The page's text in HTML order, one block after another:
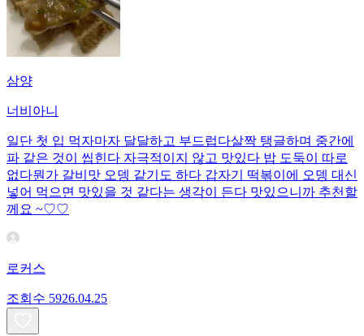
삼양
너비아니
일단 첫 입 먹자마자 달달하고 부드럽다 ​살짝 탱글하며 중간에
파 같은 것이 씹힌다 자극적이지 않고 맛있다 밥 도둑이 따로
없다 ​뭔가 갈비맛 오뎅 같기도 하다 갑자기 떡볶이에 오뎅 대신
넣어 먹으면 맛있을 것 같다는 생각이 든다 맛있으니까 추천할
께요 ~♡♡
로커스
조회수 5926.04.25